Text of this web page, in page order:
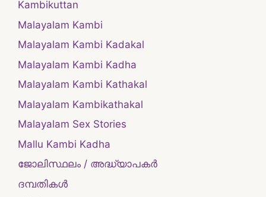
Kambikuttan
Malayalam Kambi
Malayalam Kambi Kadakal
Malayalam Kambi Kadha
Malayalam Kambi Kathakal
Malayalam Kambikathakal
Malayalam Sex Stories
Mallu Kambi Kadha
ജോലിസ്ഥലം / അദ്ധ്യാപകർ
ദമ്പതികള്‍